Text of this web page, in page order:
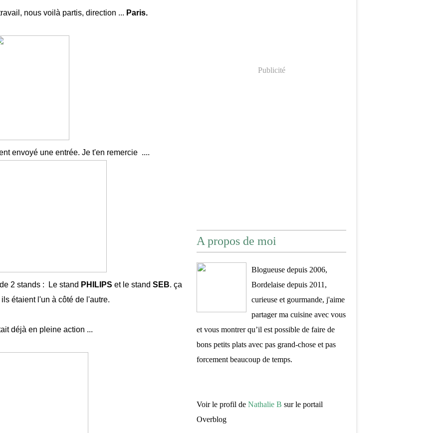
nous voilà partis, direction ... Paris.
envoyé une entrée. Je t'en remercie ....
2 stands : Le stand PHILIPS et le stand SEB. ça
étaient l'un à côté de l'autre.
déjà en pleine action ...
Publicité
A propos de moi
Blogueuse depuis 2006,
Bordelaise depuis 2011,
curieuse et gourmande, j'aime
partager ma cuisine avec vous
et vous montrer qu’il est possible de faire de
bons petits plats avec pas grand-chose et pas
forcement beaucoup de temps.
Voir le profil de Nathalie B sur le portail
Overblog